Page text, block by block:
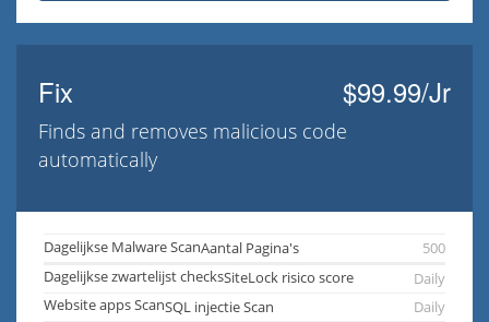
Fix $99.99/Jr
Finds and removes malicious code
automatically
Dagelijkse Malware ScanAantal Pagina's
500
Dagelijkse zwartelijst checksSiteLock risico score
Website apps Scan
Daily
SQL injectie Scan
Daily